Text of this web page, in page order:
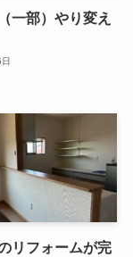
一部）やり変え
リフォームが完